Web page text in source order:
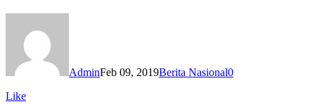
AdminFeb 09, 2019Berita Nasional0
Like